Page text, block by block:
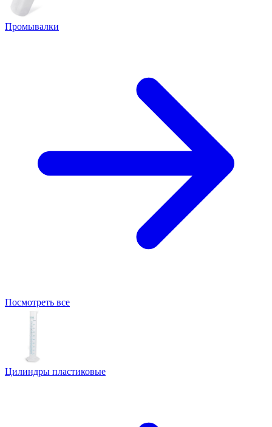
Промывалки
Посмотреть все
Цилиндры пластиковые